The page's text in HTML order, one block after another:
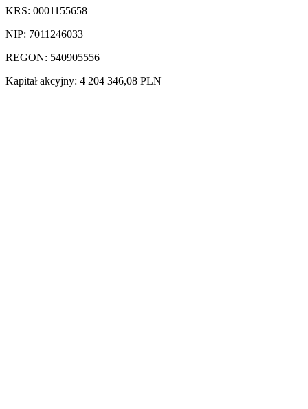
KRS: 0001155658
NIP: 7011246033
REGON: 540905556
Kapitał akcyjny: 4 204 346,08 PLN